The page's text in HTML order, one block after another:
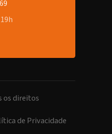
os direitos
de Privacidade